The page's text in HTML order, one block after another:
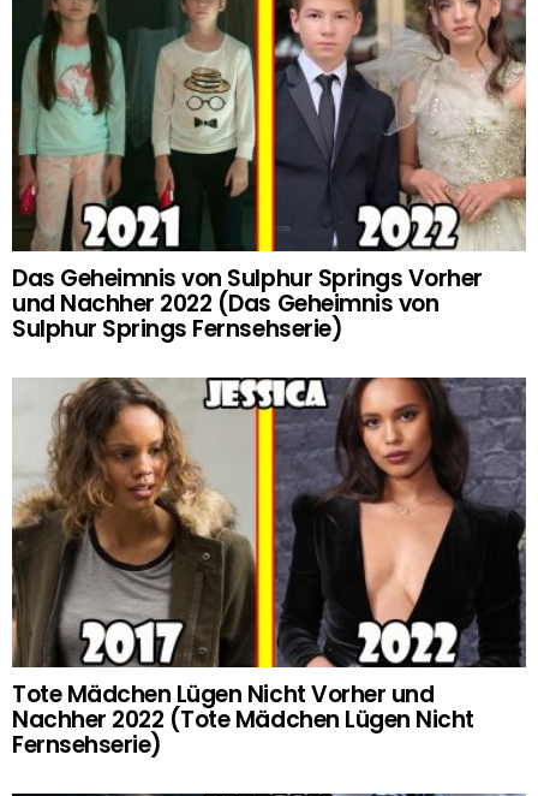
Das Geheimnis von Sulphur Springs Vorher
und Nachher 2022 (Das Geheimnis von
Sulphur Springs Fernsehserie)
Tote Mädchen Lügen Nicht Vorher und
Nachher 2022 (Tote Mädchen Lügen Nicht
Fernsehserie)